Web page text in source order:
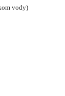
vody)